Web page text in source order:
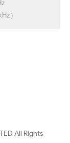
）
All Rights